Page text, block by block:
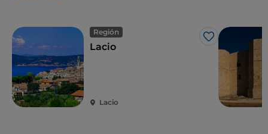
chicharrones, característica de
Región
Me gusta
Lacio
Lacio